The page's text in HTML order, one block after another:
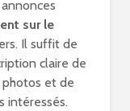
sur le
Il suffit de
claire de
photos et de
intéressés.